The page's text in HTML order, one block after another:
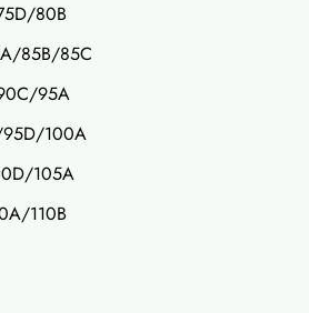
80B
85B/85C
95A
100A
105A
110B